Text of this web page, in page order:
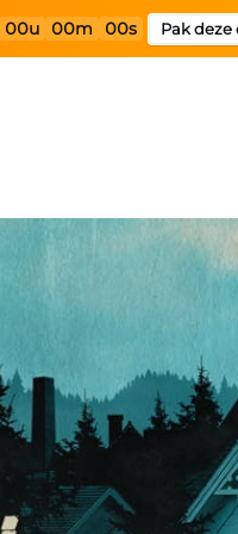
00u 00m 00s Pak deze